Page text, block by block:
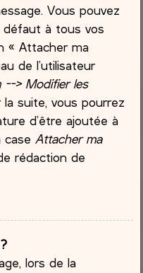
Vous pouvez
défaut à tous vos
« Attacher ma
de l’utilisateur
--> Modifier les
la suite, vous pourrez
d’être ajoutée à
caseAttacher ma
rédaction de
lors de la